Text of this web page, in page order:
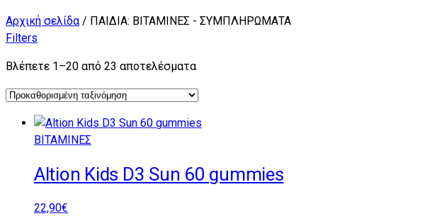
Αρχική σελίδα/ ΠΑΙΔΙΑ: ΒΙΤΑΜΙΝΕΣ - ΣΥΜΠΛΗΡΩΜΑΤΑ
Filters
Βλέπετε 1–20 από 23 αποτελέσματα
ΒΙΤΑΜΙΝΕΣ
Altion Kids D3 Sun 60 gummies
22,90€